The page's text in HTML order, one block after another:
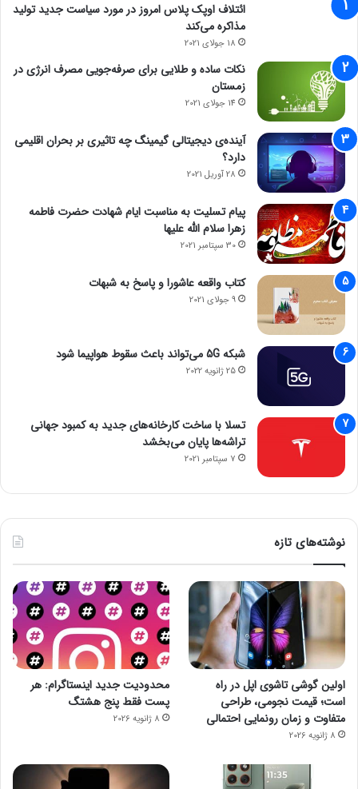
ائتلاف اوپک پلاس امروز در مورد سیاست جدید تولید
مذاکره می‌کند
18 جولای 2021
نکات ساده و طلایی برای صرفه‌جویی مصرف انرژی در
زمستان
14 جولای 2021
آینده‌ی دیجیتالی گیمینگ چه تاثیری بر بحران اقلیمی
دارد؟
28 آوریل 2021
پیام تسلیت به مناسبت ایام شهادت حضرت فاطمه
زهرا سلام الله علیها
30 سپتامبر 2021
کتاب واقعه عاشورا و پاسخ به شبهات
9 جولای 2021
شبکه 5G می‌تواند باعث سقوط هواپیما شود
25 ژانویه 2022
تسلا با ساخت کارخانه‌های جدید به کمبود جهانی
تراشه‌ها پایان می‌بخشد
7 سپتامبر 2021
نوشته‌های تازه
اولین گوشی تاشوی اپل در راه
است؛ قیمت نجومی، طراحی
متفاوت و زمان رونمایی احتمالی
8 ژانویه 2026
محدودیت جدید اینستاگرام: هر
پست فقط پنج هشتگ
8 ژانویه 2026